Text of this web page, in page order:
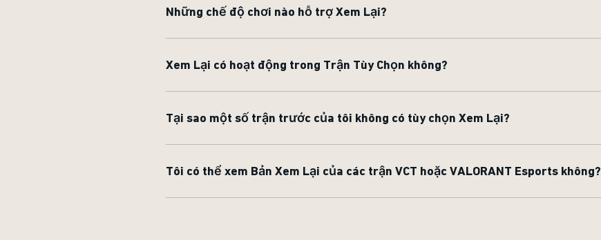
Những chế độ chơi nào hỗ trợ Xem Lại?
Xem Lại có hoạt động trong Trận Tùy Chọn không?
Tại sao một số trận trước của tôi không có tùy chọn Xem Lại?
Tôi có thể xem Bản Xem Lại của các trận VCT hoặc VALORANT Esports không?